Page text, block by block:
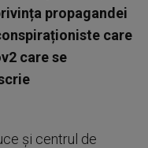
propagandei
care
care se
și centrul de